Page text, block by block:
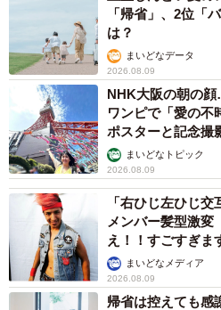
「帰省」、2位「
は？
まいどなデータ
2026.08.09
NHK大阪の朝の
ワンピで「愛の
ポスターと記念撮
まいどなトピック
2026.08.09
「右ひじ左ひじ
メンバー髪型激
え！！すごすぎ
まいどなメディア
2026.08.09
帰省は控えても